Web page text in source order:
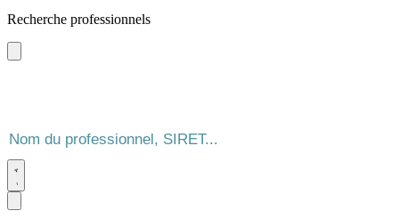
Recherche professionnels